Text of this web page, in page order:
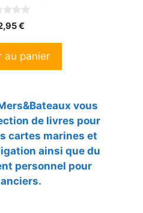
€
au panier
vous
de livres pour
cartes marines et
ainsi que du
personnel pour